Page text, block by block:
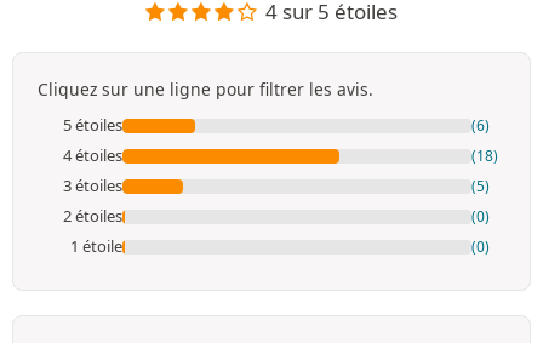
4 sur 5 étoiles
Cliquez sur une ligne pour filtrer les avis.
5 étoiles (6)
4 étoiles (18)
3 étoiles (5)
2 étoiles (0)
1 étoile (0)